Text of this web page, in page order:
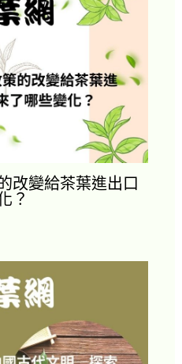
改變給茶葉進出口
？